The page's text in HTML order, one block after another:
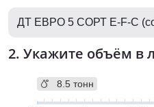
2. Укажите объём в
8.5 тонн